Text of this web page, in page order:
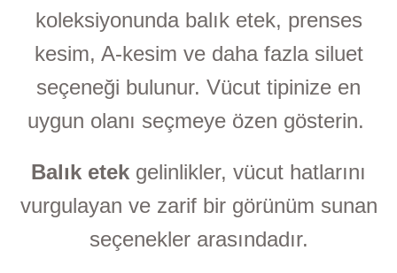
koleksiyonunda balık etek, prenses
kesim, A-kesim ve daha fazla siluet
seçeneği bulunur. Vücut tipinize en
uygun olanı seçmeye özen gösterin.
Balık etek gelinlikler, vücut hatlarını
vurgulayan ve zarif bir görünüm sunan
seçenekler arasındadır.